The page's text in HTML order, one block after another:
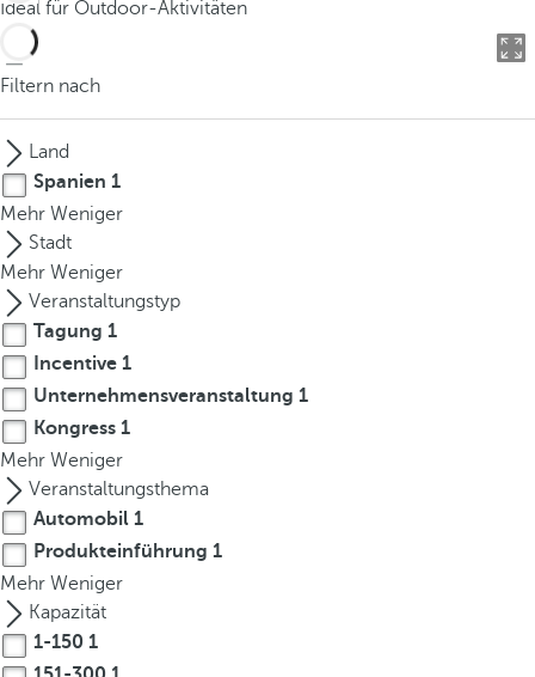
o
c
p
r
e
s
s
h
e
d
o
w
n
a
r
r
o
w
Ideal für Outdoor-Aktivitäten
Filtern nach
Land
Spanien 1
Mehr Weniger
Stadt
Mehr Weniger
Veranstaltungstyp
Tagung 1
Incentive 1
Unternehmensveranstaltung 1
Kongress 1
Mehr Weniger
Veranstaltungsthema
Automobil 1
Produkteinführung 1
Mehr Weniger
Kapazität
1-150 1